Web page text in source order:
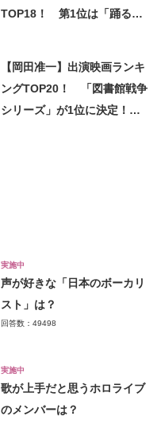
TOP18！ 第1位は「踊る大
【岡田准一】出演映画ランキ
ングTOP20！ 「図書館戦争
シリーズ」が1位に決定！
実施中
声が好きな「日本のボーカリ
スト」は？
回答数：49498
実施中
歌が上手だと思うホロライブ
のメンバーは？